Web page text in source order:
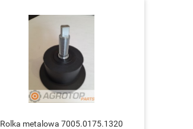
Rolka metalowa 7005.0175.1320